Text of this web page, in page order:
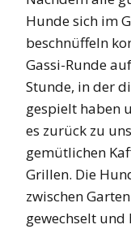
Hunde sich im
beschnüffeln
Gassi-Runde
Stunde, in der
gespielt haben
es zurück zu
gemütlichen
Grillen. Die
zwischen
gewechselt und